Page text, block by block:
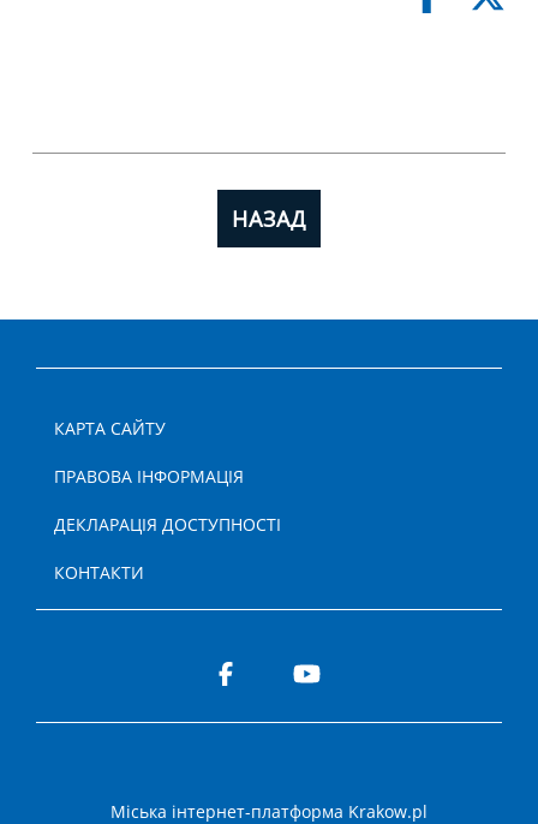
НАЗАД
КАРТА САЙТУ
ПРАВОВА ІНФОРМАЦІЯ
ДЕКЛАРАЦІЯ ДОСТУПНОСТІ
КОНТАКТИ
Міська інтернет-платформа Krakow.pl